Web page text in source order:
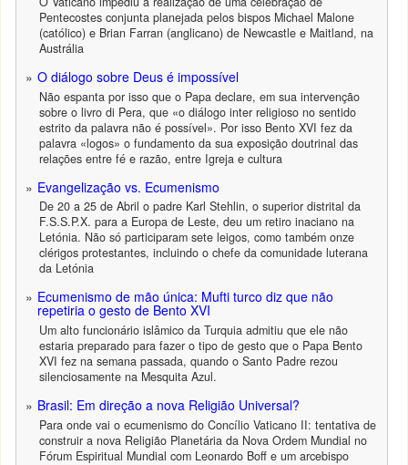
Pentecostes conjunta planejada pelos bispos Michael Malone
(católico) e Brian Farran (anglicano) de Newcastle e Maitland, na
Austrália
O diálogo sobre Deus é impossível
Não espanta por isso que o Papa declare, em sua intervenção
sobre o livro di Pera, que «o diálogo inter religioso no sentido
estrito da palavra não é possível». Por isso Bento XVI fez da
palavra «logos» o fundamento da sua exposição doutrinal das
relações entre fé e razão, entre Igreja e cultura
Evangelização vs. Ecumenismo
De 20 a 25 de Abril o padre Karl Stehlin, o superior distrital da
F.S.S.P.X. para a Europa de Leste, deu um retiro inaciano na
Letónia. Não só participaram sete leigos, como também onze
clérigos protestantes, incluindo o chefe da comunidade luterana
da Letónia
Ecumenismo de mão única: Mufti turco diz que não
repetiria o gesto de Bento XVI
Um alto funcionário islâmico da Turquia admitiu que ele não
estaria preparado para fazer o tipo de gesto que o Papa Bento
XVI fez na semana passada, quando o Santo Padre rezou
silenciosamente na Mesquita Azul.
Brasil: Em direção a nova Religião Universal?
Para onde vai o ecumenismo do Concílio Vaticano II: tentativa de
construir a nova Religião Planetária da Nova Ordem Mundial no
Fórum Espiritual Mundial com Leonardo Boff e um arcebispo